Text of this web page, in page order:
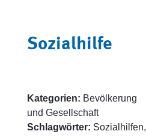
Sozialhilfe
Kategorien: Bevölkerung
und Gesellschaft
Schlagwörter: Sozialhilfen,